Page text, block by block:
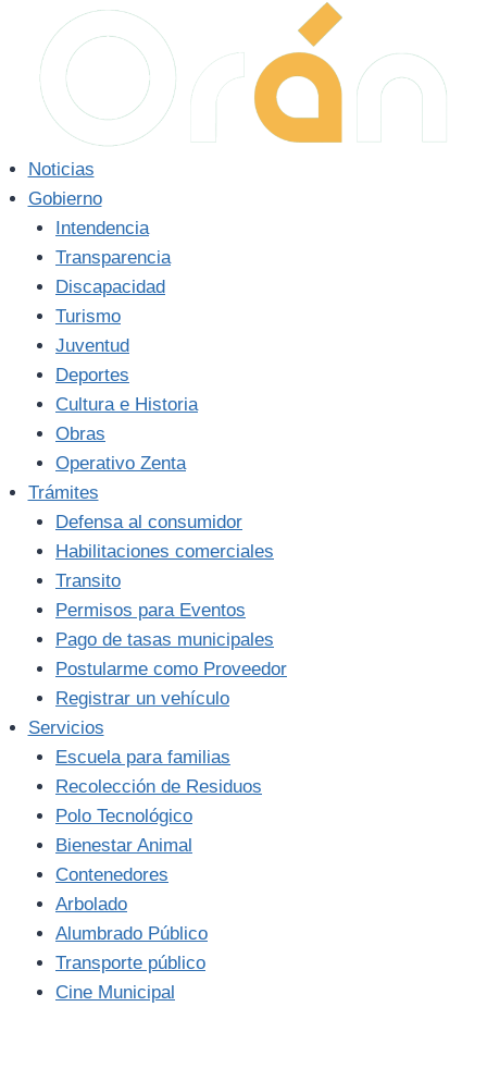
contenido
Noticias
Gobierno
Intendencia
Transparencia
Discapacidad
Turismo
Juventud
Deportes
Cultura e Historia
Obras
Operativo Zenta
Trámites
Defensa al consumidor
Habilitaciones comerciales
Transito
Permisos para Eventos
Pago de tasas municipales
Postularme como Proveedor
Registrar un vehículo
Servicios
Escuela para familias
Recolección de Residuos
Polo Tecnológico
Bienestar Animal
Contenedores
Arbolado
Alumbrado Público
Transporte público
Cine Municipal